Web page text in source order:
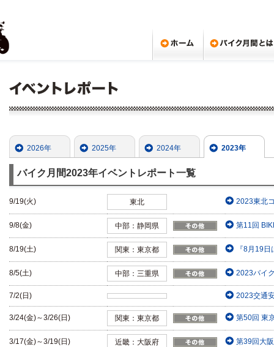
2026年 2025年 2024年 2023年
バイク月間2023年イベントレポート一覧
9/19(火) 東北 2023東北
9/8(金) 中部：静岡県 第11回
8/19(土) 関東：東京都 『8月19
8/5(土) 中部：三重県 2023バイ
7/2(日) 2023交通
3/24(金)～3/26(日) 関東：東京都 第50回 東
3/17(金)～3/19(日) 近畿：大阪府 第39回大